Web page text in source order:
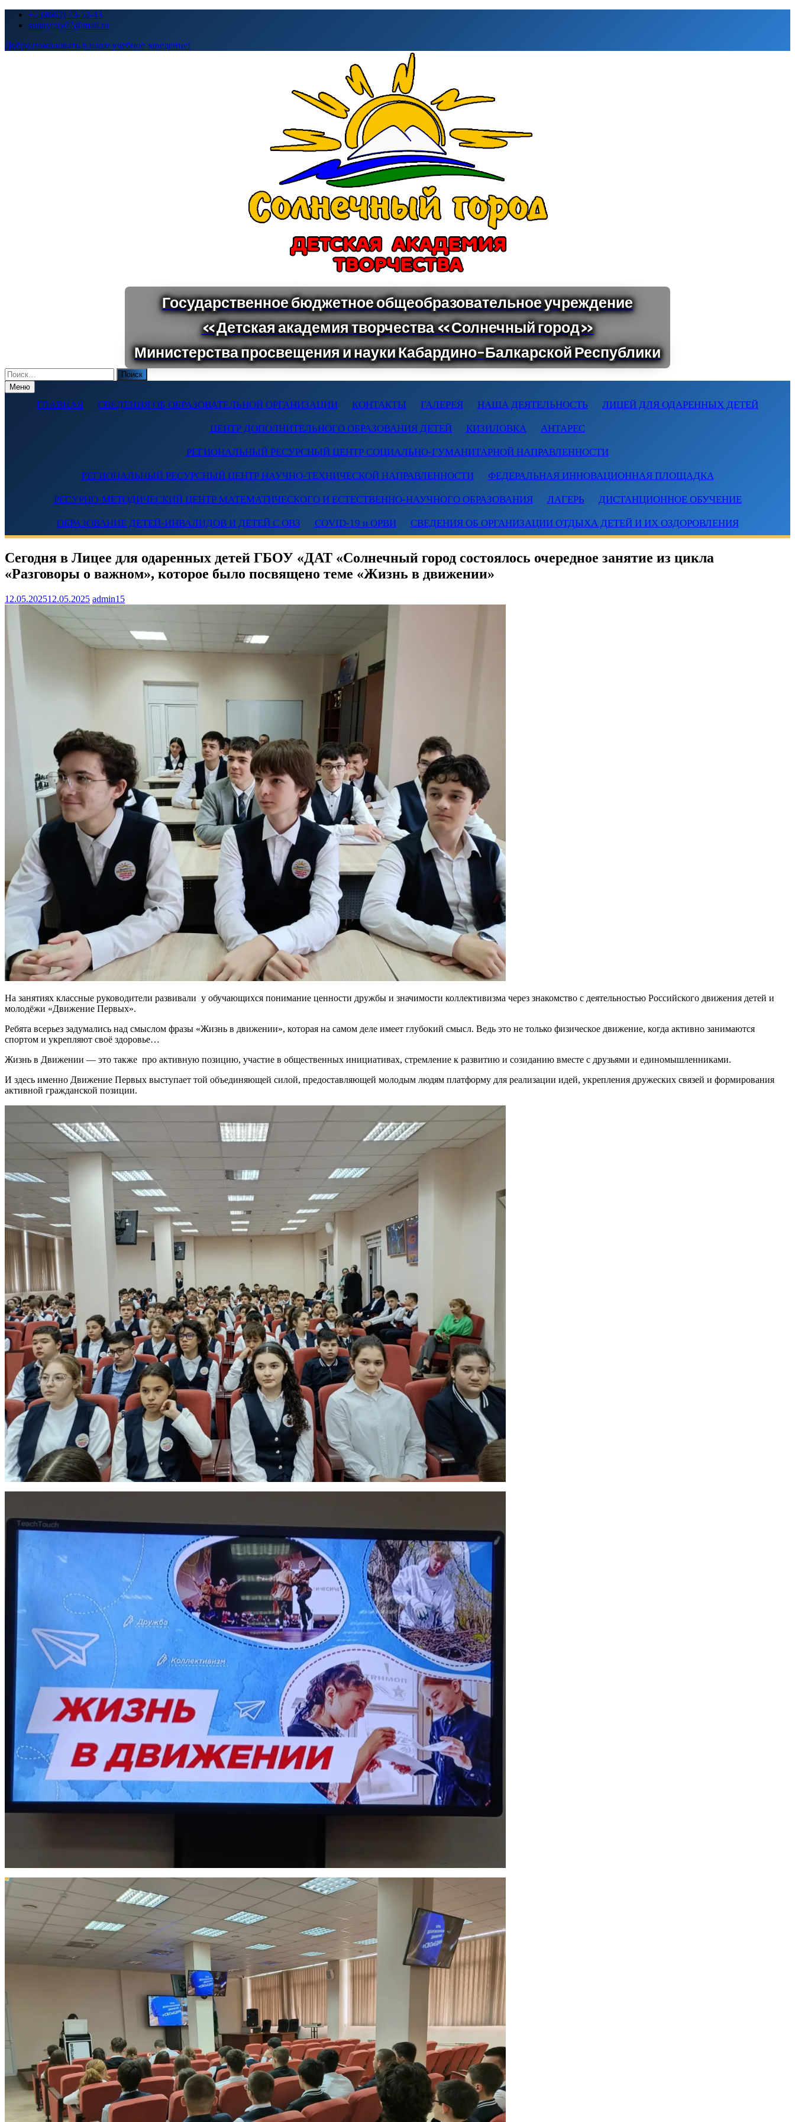
Перейти+7 (8662) 73-52-43
sunnycity07@mail.ru
Добро пожаловать в наше учебное заведение!
Поиск
по:Меню
ГЛАВНАЯ СВЕДЕНИЯ ОБ ОБРАЗОВАТЕЛЬНОЙ ОРГАНИЗАЦИИ КОНТАКТЫ ГАЛЕРЕЯ НАША ДЕЯТЕЛЬНОСТЬ ЛИЦЕЙ ДЛЯ ОДАРЕННЫХ ДЕТЕЙ
ЦЕНТР ДОПОЛНИТЕЛЬНОГО ОБРАЗОВАНИЯ ДЕТЕЙ КИЗИЛОВКА АНТАРЕС
РЕГИОНАЛЬНЫЙ РЕСУРСНЫЙ ЦЕНТР СОЦИАЛЬНО-ГУМАНИТАРНОЙ НАПРАВЛЕННОСТИ
РЕГИОНАЛЬНЫЙ РЕСУРСНЫЙ ЦЕНТР НАУЧНО-ТЕХНИЧЕСКОЙ НАПРАВЛЕННОСТИ ФЕДЕРАЛЬНАЯ ИННОВАЦИОННАЯ ПЛОЩАДКА
РЕСУРНО-МЕТОДИЧЕСКИЙ ЦЕНТР МАТЕМАТИЧЕСКОГО И ЕСТЕСТВЕННО-НАУЧНОГО ОБРАЗОВАНИЯ ЛАГЕРЬ ДИСТАНЦИОННОЕ ОБУЧЕНИЕ
ОБРАЗОВАНИЕ ДЕТЕЙ-ИНВАЛИДОВ И ДЕТЕЙ С ОВЗ COVID-19 и ОРВИ СВЕДЕНИЯ ОБ ОРГАНИЗАЦИИ ОТДЫХА ДЕТЕЙ И ИХ ОЗДОРОВЛЕНИЯ
Сегодня в Лицее для одаренных детей ГБОУ «ДАТ «Солнечный город состоялось очередное занятие из цикла
«Разговоры о важном», которое было посвящено теме «Жизнь в движении»
12.05.202512.05.2025 admin15
На занятиях классные руководители развивали у обучающихся понимание ценности дружбы и значимости коллективизма через знакомство с деятельностью Российского движения детей и
молодёжи «Движение Первых».
Ребята всерьез задумались над смыслом фразы «Жизнь в движении», которая на самом деле имеет глубокий смысл. Ведь это не только физическое движение, когда активно занимаются
спортом и укрепляют своё здоровье…
Жизнь в Движении — это также про активную позицию, участие в общественных инициативах, стремление к развитию и созиданию вместе с друзьями и единомышленниками.
И здесь именно Движение Первых выступает той объединяющей силой, предоставляющей молодым людям платформу для реализации идей, укрепления дружеских связей и формирования
активной гражданской позиции.